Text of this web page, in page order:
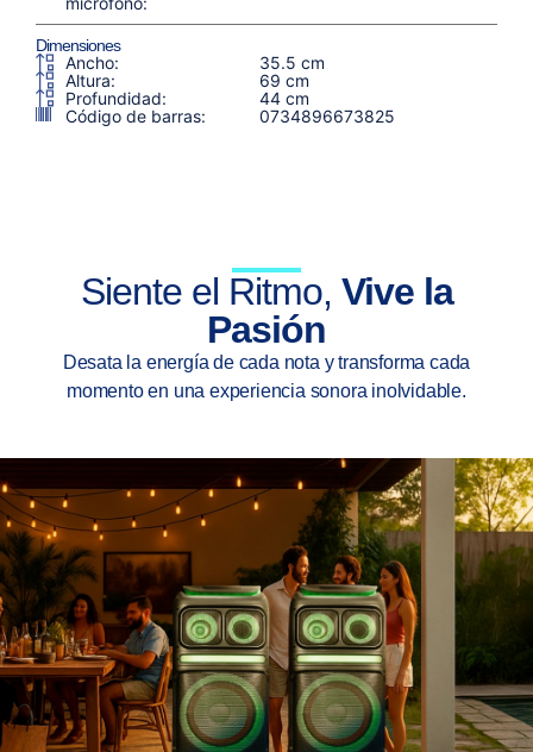
Dimensiones
Ancho:
35.5 cm
Altura:
69 cm
Profundidad:
44 cm
Código de barras:
0734896673825
Siente el Ritmo, Vive la
Pasión
Desata la energía de cada nota y transforma cada
momento en una experiencia sonora inolvidable.